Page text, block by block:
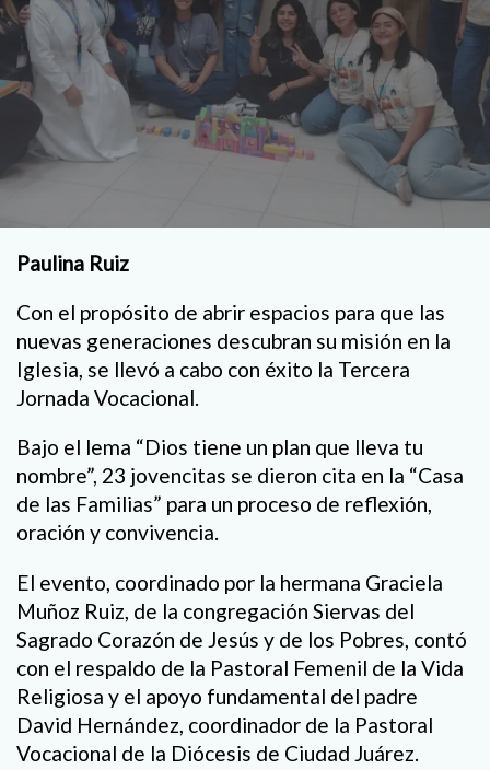
Paulina Ruiz
Con el propósito de abrir espacios para que las
nuevas generaciones descubran su misión en la
Iglesia, se llevó a cabo con éxito la Tercera
Jornada Vocacional.
Bajo el lema “Dios tiene un plan que lleva tu
nombre”, 23 jovencitas se dieron cita en la “Casa
de las Familias” para un proceso de reflexión,
oración y convivencia.
El evento, coordinado por la hermana Graciela
Muñoz Ruiz, de la congregación Siervas del
Sagrado Corazón de Jesús y de los Pobres, contó
con el respaldo de la Pastoral Femenil de la Vida
Religiosa y el apoyo fundamental del padre
David Hernández, coordinador de la Pastoral
Vocacional de la Diócesis de Ciudad Juárez.